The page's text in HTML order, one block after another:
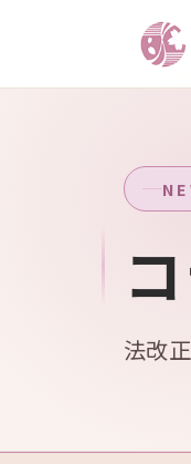
法改